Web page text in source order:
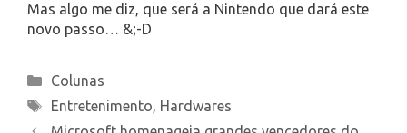
Mas algo me diz, que será a Nintendo que dará este
novo passo… &;-D
Categories
Colunas
Tags
Entretenimento, Hardwares